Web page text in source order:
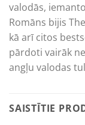
valodās,
Romāns bijis
kā arī citos
pārdoti vairāk
angļu valodas
SAISTĪTIE